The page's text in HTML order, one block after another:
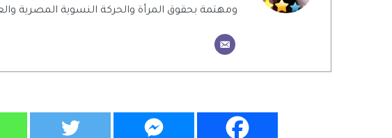
ومهتمة بحقوق المرأة والحركة النسوية المصرية